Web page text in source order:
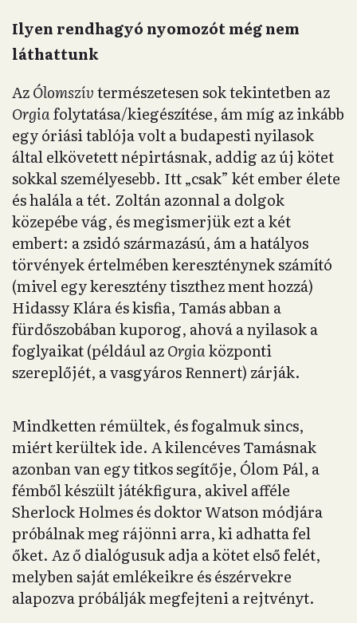
Ilyen rendhagyó nyomozót még nem
láthattunk
AzÓlomszívtermészetesen sok tekintetben az
Orgiafolytatása/kiegészítése, ám míg az inkább
egy óriási tablója volt a budapesti nyilasok
által elkövetett népirtásnak, addig az új kötet
sokkal személyesebb. Itt „csak” két ember élete
és halála a tét. Zoltán azonnal a dolgok
közepébe vág, és megismerjük ezt a két
embert: a zsidó származású, ám a hatályos
törvények értelmében kereszténynek számító
(mivel egy keresztény tiszthez ment hozzá)
Hidassy Klára és kisfia, Tamás abban a
fürdőszobában kuporog, ahová a nyilasok a
foglyaikat (például azOrgiaközponti
szereplőjét, a vasgyáros Rennert) zárják.
Mindketten rémültek, és fogalmuk sincs,
miért kerültek ide. A kilencéves Tamásnak
azonban van egy titkos segítője, Ólom Pál, a
fémből készült játékfigura, akivel afféle
Sherlock Holmes és doktor Watson módjára
próbálnak meg rájönni arra, ki adhatta fel
őket. Az ő dialógusuk adja a kötet első felét,
melyben saját emlékeikre és észérvekre
alapozva próbálják megfejteni a rejtvényt.